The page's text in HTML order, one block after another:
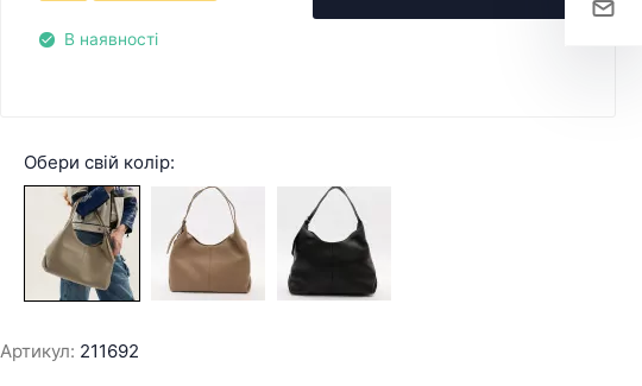
В наявності
Обери свій колір:
Артикул: 211692